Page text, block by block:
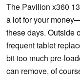
The Pavilion x360
a lot for your
these days. Outside
frequent tablet
bit too much pre-
can remove, of